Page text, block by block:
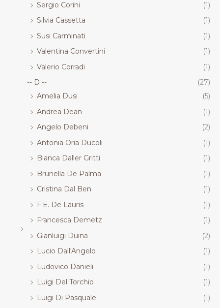
Sergio Corini
(1)
Silvia Cassetta
(1)
Susi Carminati
(1)
Valentina Convertini
(1)
Valerio Corradi
(1)
-- D --
(27)
Amelia Dusi
(5)
Andrea Dean
(1)
Angelo Debeni
(2)
Antonia Oria Ducoli
(1)
Bianca Daller Gritti
(1)
Brunella De Palma
(1)
Cristina Dal Ben
(1)
F.E. De Lauris
(1)
Francesca Demetz
(1)
Gianluigi Duina
(2)
Lucio Dall'Angelo
(1)
Ludovico Danieli
(1)
Luigi Del Torchio
(1)
Luigi Di Pasquale
(1)